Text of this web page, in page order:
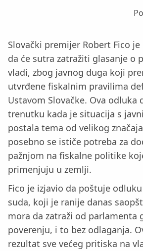
Slovački premijer Robert Fico
da će sutra zatražiti glasanje o
vladi, zbog javnog duga koji
utvrđene fiskalnim pravilima
Ustavom Slovačke. Ova odluka
trenutku kada je situacija s
postala tema od velikog
posebno se ističe potreba za
pažnjom na fiskalne politike
primenjuju u zemlji.
Fico je izjavio da poštuje
suda, koji je ranije danas
mora da zatraži od parlamenta
poverenju, i to bez odlaganja.
rezultat sve većeg pritiska na